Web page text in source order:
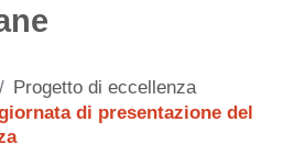
Progetto di eccellenza
di presentazione del